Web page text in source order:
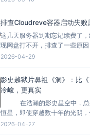
些hyml和css,php也马虎看得懂
把这套框架改造成一套
是不懂
排查Cloudreve容器启动失败
这几天服务器到期忘记续费了
现网盘打不开，排查了一些原
日志记录一下。 服务器安装了
板，还是没有正常，然后检查
志，让AI检查一下我们原因，发
有问题。
2026-04-29
影史越狱片鼻祖《洞》：比
冷峻，更真实
在浩瀚的影史星空中，总
恒星，即使穿越数十年的光阴
独特而耀眼的光芒。法国导演雅
2026-04-27